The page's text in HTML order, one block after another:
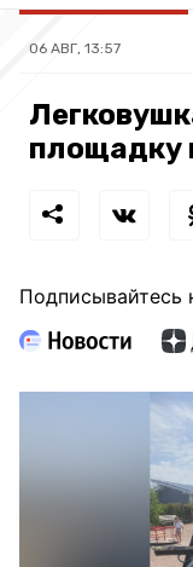
06 АВГ, 13:57
площадку
Подписывайтесь